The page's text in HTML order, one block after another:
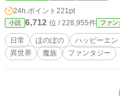
に育てたつもりなのに。 ９歳のとき
は 別人のよう
が届くようにな
を見せない送り
に。 葵のアルバイトがきっかけで 贈り主の正体と事情が
らかになり、
く 異世界へ旅立つ。 ＊ばらばらピース
24h.ポイント 221pt
小説 6,712 位 / 228,955件 ファン
日常 ほのぼの ハッピーエン
異世界
魔族 ファンタジー